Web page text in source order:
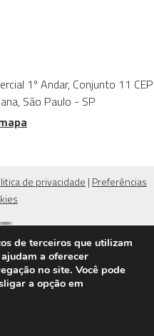
1º Andar, Conjunto 11 CEP
São Paulo - SP
de privacidade | Preferências
de terceiros que utilizam
a oferecer
no site. Você pode
a opção em